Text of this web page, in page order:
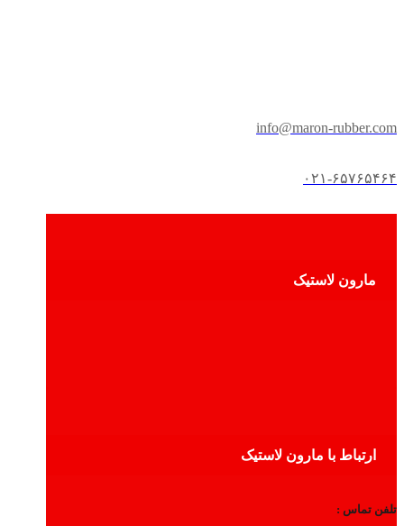
info@maron-rubber.com
۰۲۱-۶۵۷۶۵۴۶۴
مارون لاستیک
ارتباط با مارون لاستیک
تلفن تماس :